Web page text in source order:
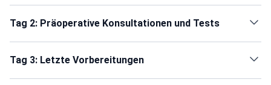
Tag 2: Präoperative Konsultationen und Tests
Tag 3: Letzte Vorbereitungen